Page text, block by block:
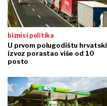
biznis i politika
U prvom polugodištu hrvatski
izvoz porastao više od 10
posto